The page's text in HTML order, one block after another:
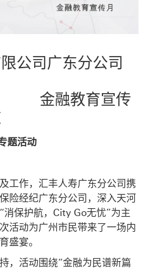
公司广东分公司
育宣传
题活动
工作，汇丰人寿广东分公司携
险经纪广东分公司，深入天河
消保护航，City Go无忧”为主
活动为广州市民带来了一场内
盛宴。
，活动围绕“金融为民谱新篇